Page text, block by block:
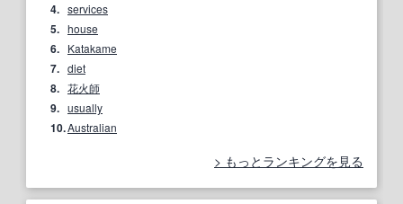
4. services
5. house
6. Katakame
7. diet
8. 花火師
9. usually
10.Australian
もっとランキングを見る